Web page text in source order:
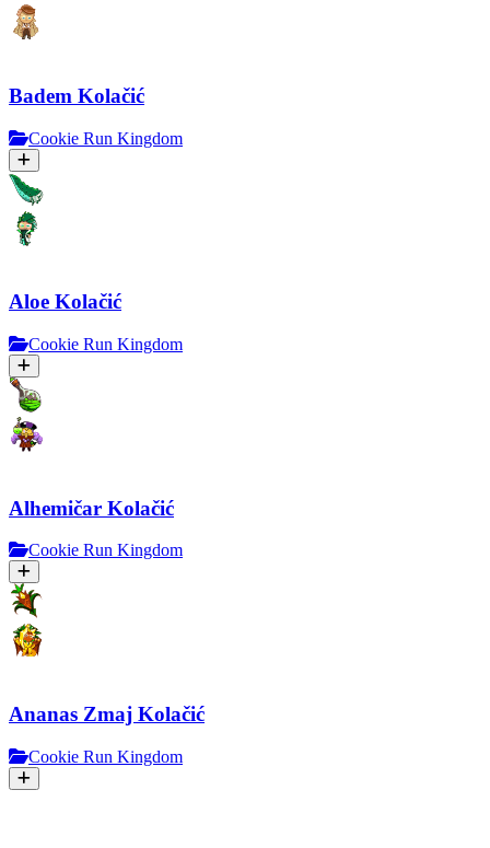
Badem Kolačić
Cookie Run Kingdom
Aloe Kolačić
Cookie Run Kingdom
Alhemičar Kolačić
Cookie Run Kingdom
Ananas Zmaj Kolačić
Cookie Run Kingdom